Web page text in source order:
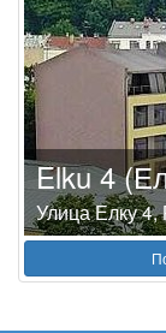
Elku 4
Улица Елку 4,